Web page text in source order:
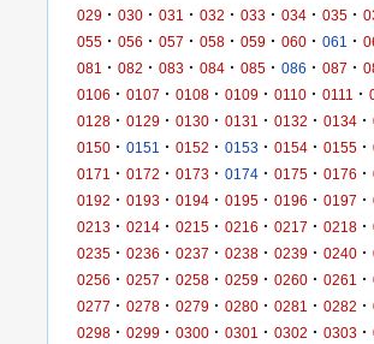
029 · 030 · 031 · 032 · 033 · 034 · 035 ·
055 · 056 · 057 · 058 · 059 · 060 · 061 ·
081
· 082 · 083 · 084 · 085 · 086 · 087 ·
0106 · 0107 · 0108 · 0109 · 0110 · 0111 ·
0128 · 0129 · 0130 · 0131 · 0132 · 0134 ·
0150 · 0151 · 0152 · 0153 · 0154 · 0155 ·
0171
· 0172 · 0173 · 0174 · 0175 · 0176 ·
0192 · 0193 · 0194 · 0195 · 0196 · 0197 ·
0213 · 0214 · 0215 · 0216 · 0217 · 0218 ·
0235 · 0236 · 0237 · 0238 · 0239 · 0240 ·
0256 · 0257 · 0258 · 0259 · 0260 · 0261 ·
0277 · 0278 · 0279 · 0280 · 0281 · 0282 ·
0298 · 0299 · 0300 · 0301 · 0302 · 0303 ·